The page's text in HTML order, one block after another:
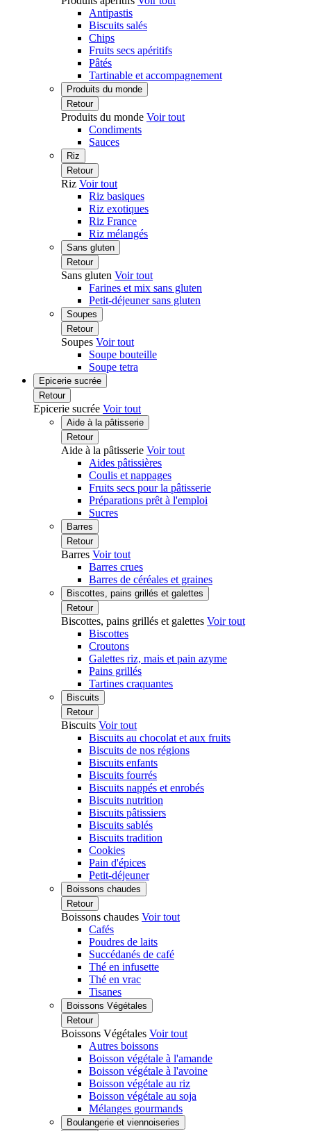
Antipastis
Biscuits salés
Chips
Fruits secs apéritifs
Pâtés
Tartinable et accompagnement
Produits du monde
Retour
Produits du monde Voir tout
Condiments
Sauces
Riz
Retour
Riz Voir tout
Riz basiques
Riz exotiques
Riz France
Riz mélangés
Sans gluten
Retour
Sans gluten Voir tout
Farines et mix sans gluten
Petit-déjeuner sans gluten
Soupes
Retour
Soupes Voir tout
Soupe bouteille
Soupe tetra
Epicerie sucrée
Retour
Epicerie sucrée Voir tout
Aide à la pâtisserie
Retour
Aide à la pâtisserie Voir tout
Aides pâtissières
Coulis et nappages
Fruits secs pour la pâtisserie
Préparations prêt à l'emploi
Sucres
Barres
Retour
Barres Voir tout
Barres crues
Barres de céréales et graines
Biscottes, pains grillés et galettes
Retour
Biscottes, pains grillés et galettes Voir tout
Biscottes
Croutons
Galettes riz, mais et pain azyme
Pains grillés
Tartines craquantes
Biscuits
Retour
Biscuits Voir tout
Biscuits au chocolat et aux fruits
Biscuits de nos régions
Biscuits enfants
Biscuits fourrés
Biscuits nappés et enrobés
Biscuits nutrition
Biscuits pâtissiers
Biscuits sablés
Biscuits tradition
Cookies
Pain d'épices
Petit-déjeuner
Boissons chaudes
Retour
Boissons chaudes Voir tout
Cafés
Poudres de laits
Succédanés de café
Thé en infusette
Thé en vrac
Tisanes
Boissons Végétales
Retour
Boissons Végétales Voir tout
Autres boissons
Boisson végétale à l'amande
Boisson végétale à l'avoine
Boisson végétale au riz
Boisson végétale au soja
Mélanges gourmands
Boulangerie et viennoiseries